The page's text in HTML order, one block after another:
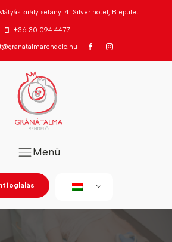
király sétány 14. Silver hotel, B épület
+36 30 094 4477
Menü